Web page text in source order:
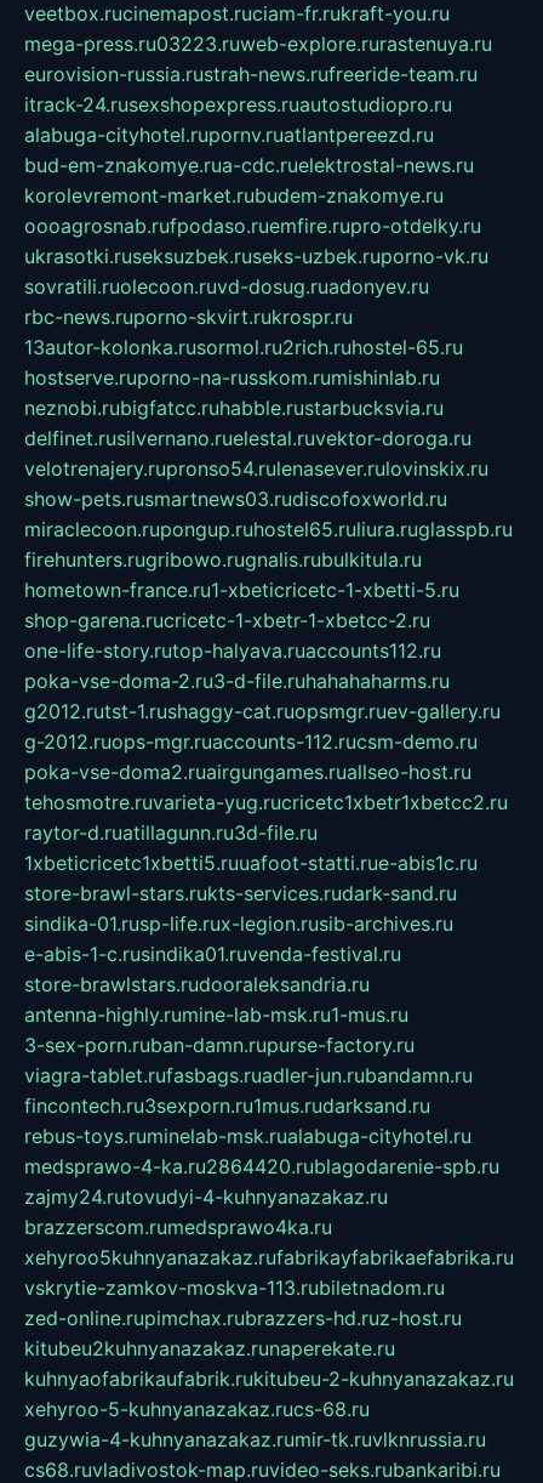
veetbox.rucinemapost.ruciam-fr.rukraft-you.ru
mega-press.ru03223.ruweb-explore.rurastenuya.ru
eurovision-russia.rustrah-news.rufreeride-team.ru
itrack-24.rusexshopexpress.ruautostudiopro.ru
alabuga-cityhotel.rupornv.ruatlantpereezd.ru
bud-em-znakomye.rua-cdc.ruelektrostal-news.ru
korolevremont-market.rubudem-znakomye.ru
oooagrosnab.rufpodaso.ruemfire.rupro-otdelky.ru
ukrasotki.ruseksuzbek.ruseks-uzbek.ruporno-vk.ru
sovratili.ruolecoon.ruvd-dosug.ruadonyev.ru
rbc-news.ruporno-skvirt.rukrospr.ru
13autor-kolonka.rusormol.ru2rich.ruhostel-65.ru
hostserve.ruporno-na-russkom.rumishinlab.ru
neznobi.rubigfatcc.ruhabble.rustarbucksvia.ru
delfinet.rusilvernano.ruelestal.ruvektor-doroga.ru
velotrenajery.rupronso54.rulenasever.rulovinskix.ru
show-pets.rusmartnews03.rudiscofoxworld.ru
miraclecoon.rupongup.ruhostel65.ruliura.ruglasspb.ru
firehunters.rugribowo.rugnalis.rubulkitula.ru
hometown-france.ru1-xbeticricetc-1-xbetti-5.ru
shop-garena.rucricetc-1-xbetr-1-xbetcc-2.ru
one-life-story.rutop-halyava.ruaccounts112.ru
poka-vse-doma-2.ru3-d-file.ruhahahaharms.ru
g2012.rutst-1.rushaggy-cat.ruopsmgr.ruev-gallery.ru
g-2012.ruops-mgr.ruaccounts-112.rucsm-demo.ru
poka-vse-doma2.ruairgungames.ruallseo-host.ru
tehosmotre.ruvarieta-yug.rucricetc1xbetr1xbetcc2.ru
raytor-d.ruatillagunn.ru3d-file.ru
1xbeticricetc1xbetti5.ruuafoot-statti.rue-abis1c.ru
store-brawl-stars.rukts-services.rudark-sand.ru
sindika-01.rusp-life.rux-legion.rusib-archives.ru
e-abis-1-c.rusindika01.ruvenda-festival.ru
store-brawlstars.rudooraleksandria.ru
antenna-highly.rumine-lab-msk.ru1-mus.ru
3-sex-porn.ruban-damn.rupurse-factory.ru
viagra-tablet.rufasbags.ruadler-jun.rubandamn.ru
fincontech.ru3sexporn.ru1mus.rudarksand.ru
rebus-toys.ruminelab-msk.rualabuga-cityhotel.ru
medsprawo-4-ka.ru2864420.rublagodarenie-spb.ru
zajmy24.rutovudyi-4-kuhnyanazakaz.ru
brazzerscom.rumedsprawo4ka.ru
xehyroo5kuhnyanazakaz.rufabrikayfabrikaefabrika.ru
vskrytie-zamkov-moskva-113.rubiletnadom.ru
zed-online.rupimchax.rubrazzers-hd.ruz-host.ru
kitubeu2kuhnyanazakaz.runaperekate.ru
kuhnyaofabrikaufabrik.rukitubeu-2-kuhnyanazakaz.ru
xehyroo-5-kuhnyanazakaz.rucs-68.ru
guzywia-4-kuhnyanazakaz.rumir-tk.ruvlknrussia.ru
cs68.ruvladivostok-map.ruvideo-seks.rubankaribi.ru